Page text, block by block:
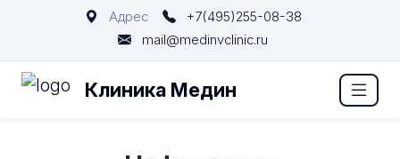
Адрес
+7(495)255-08-38
mail@medinvclinic.ru
Клиника Медин